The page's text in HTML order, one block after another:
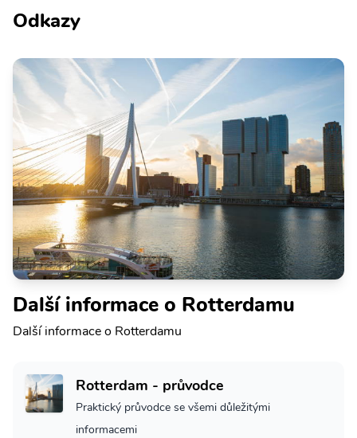
Odkazy
Další informace o Rotterdamu
Další informace o Rotterdamu
Rotterdam - průvodce
Praktický průvodce se všemi důležitými
informacemi